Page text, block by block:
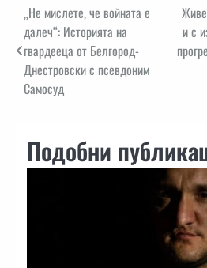
Навигация
„Не мислете, че войната е
далеч“: Историята на
гвардееца от Белгород-
Днестровски с псевдоним
Самосуд
и с
Подобни